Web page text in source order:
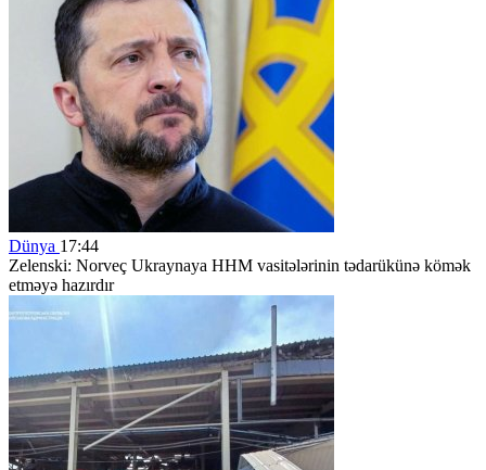
Dünya 17:44
Zelenski: Norveç Ukraynaya HHM vasitələrinin tədarükünə kömək
etməyə hazırdır